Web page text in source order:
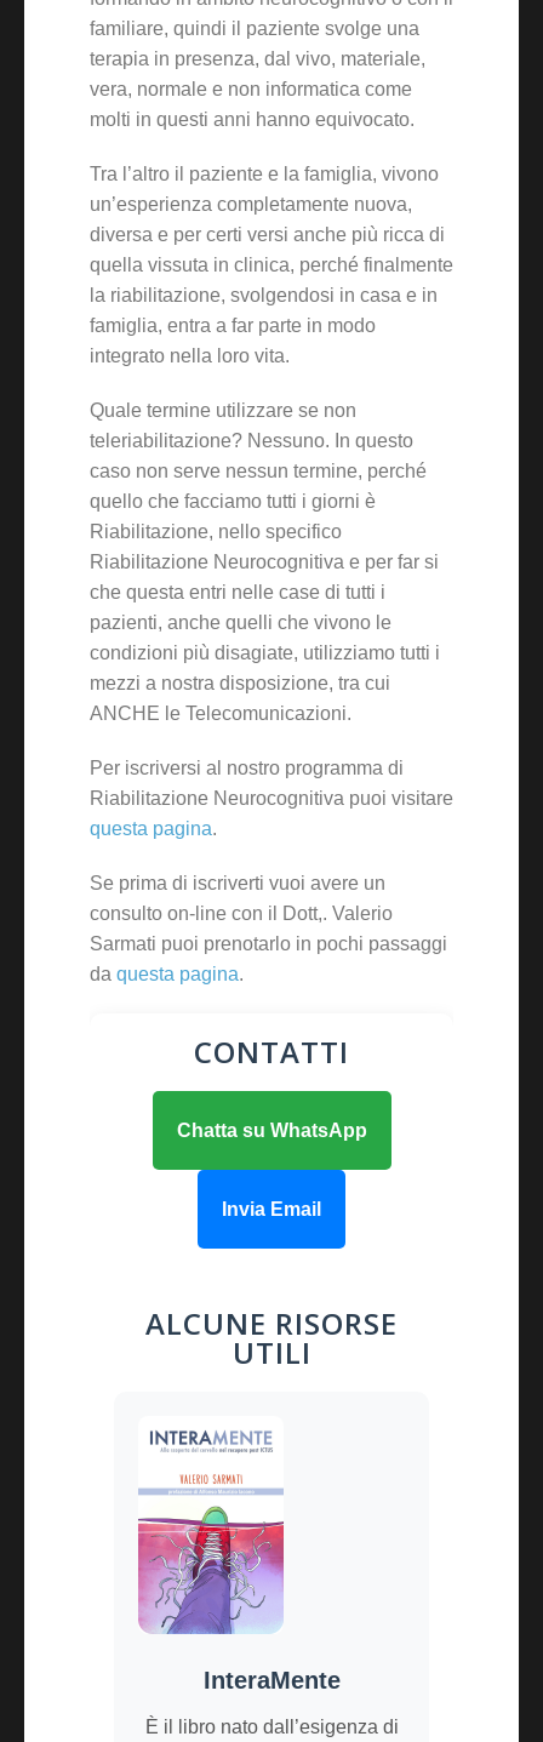
familiare, quindi il paziente svolge una
terapia in presenza, dal vivo, materiale,
vera, normale e non informatica come
molti in questi anni hanno equivocato.
Tra l’altro il paziente e la famiglia, vivono
un’esperienza completamente nuova,
diversa e per certi versi anche più ricca di
quella vissuta in clinica, perché finalmente
la riabilitazione, svolgendosi in casa e in
famiglia, entra a far parte in modo
integrato nella loro vita.
Quale termine utilizzare se non
teleriabilitazione? Nessuno. In questo
caso non serve nessun termine, perché
quello che facciamo tutti i giorni è
Riabilitazione, nello specifico
Riabilitazione Neurocognitiva e per far si
che questa entri nelle case di tutti i
pazienti, anche quelli che vivono le
condizioni più disagiate, utilizziamo tutti i
mezzi a nostra disposizione, tra cui
ANCHE le Telecomunicazioni.
Per iscriversi al nostro programma di
Riabilitazione Neurocognitiva puoi visitare
questa pagina.
Se prima di iscriverti vuoi avere un
consulto on-line con il Dott,. Valerio
Sarmati puoi prenotarlo in pochi passaggi
da questa pagina.
CONTATTI
Chatta su WhatsApp
Invia Email
ALCUNE RISORSE
UTILI
InteraMente
È il libro nato dall’esigenza di